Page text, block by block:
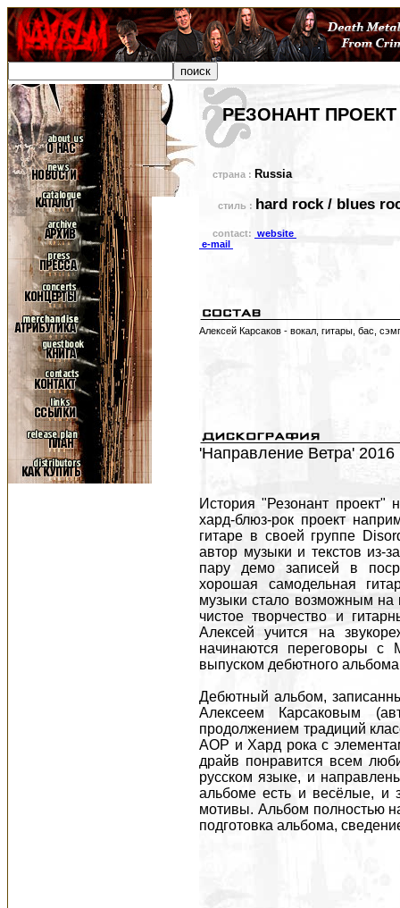
РЕЗОНАНТ ПРОЕКТ
страна : Russia
стиль : hard rock / blues
contact: website
e-mail
Алексей Карсаков - вокал, гитары, бас,
'Направление Ветра' 2016
История "Резонант проект"
хард-блюз-рок проект
гитаре в своей группе
автор музыки и текстов из-
пару демо записей в
хорошая самодельная
музыки стало возможным на
чистое творчество и
Алексей учится на
начинаются переговоры с
выпуском дебютного
Дебютный альбом,
Алексеем Карсаковым
продолжением традиций
АОР и Хард рока с
драйв понравится всем
русском языке, и
альбоме есть и весёлые, и
мотивы. Альбом полностью
подготовка альбома,